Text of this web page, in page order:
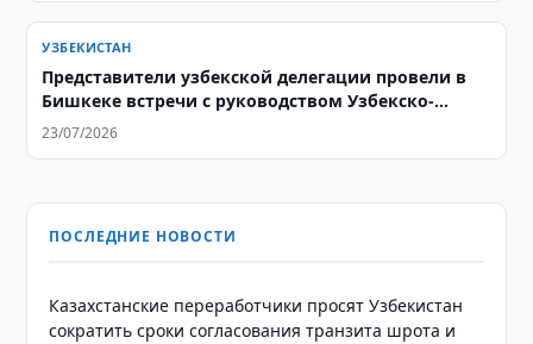
УЗБЕКИСТАН
Представители узбекской делегации провели в
Бишкеке встречи с руководством Узбекско-
Кыргызского фонда развития и деловыми
23/07/2026
ПОСЛЕДНИЕ НОВОСТИ
Казахстанские переработчики просят Узбекистан
сократить сроки согласования транзита шрота и